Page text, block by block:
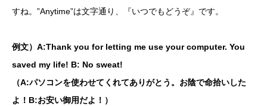
すね。”Anytime”は文字通り、『いつでもどうぞ』です。
例文）A:Thank you for letting me use your computer. You
saved my life! B: No sweat!
（A:パソコンを使わせてくれてありがとう。お陰で命拾いした
よ！B:お安い御用だよ！）